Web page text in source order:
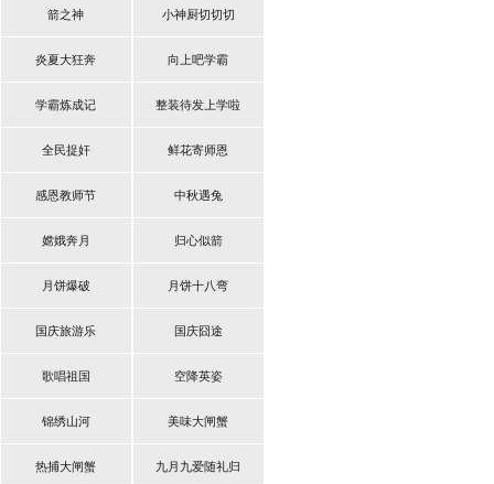
箭之神 小神厨切切切
炎夏大狂奔 向上吧学霸
学霸炼成记 整装待发上学啦
全民捉奸 鲜花寄师恩
感恩教师节 中秋遇兔
嫦娥奔月 归心似箭
月饼爆破 月饼十八弯
国庆旅游乐 国庆囧途
歌唱祖国 空降英姿
锦绣山河 美味大闸蟹
热捕大闸蟹 九月九爱随礼归